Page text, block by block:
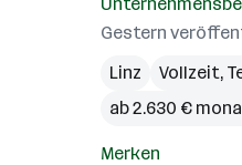
Gestern
Linz
Vollzeit,
ab 2.630 €
Merken